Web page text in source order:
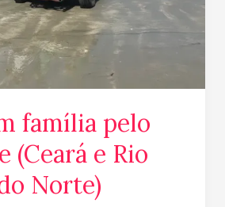
família pelo
(Ceará e Rio
Norte)